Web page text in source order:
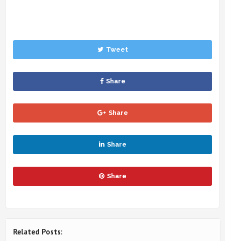
Tweet
Share
Share
Share
Share
Related Posts: